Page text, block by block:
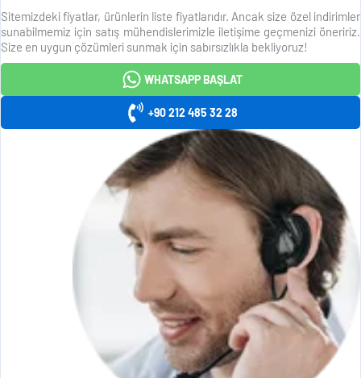
Sitemizdeki fiyatlar, ürünlerin liste fiyatlarıdır. Ancak size özel indirimler
sunabilmemiz için satış mühendislerimizle iletişime geçmenizi öneririz.
Size en uygun çözümleri sunmak için sabırsızlıkla bekliyoruz!
WHATSAPP BAŞLAT
+90 212 485 32 28